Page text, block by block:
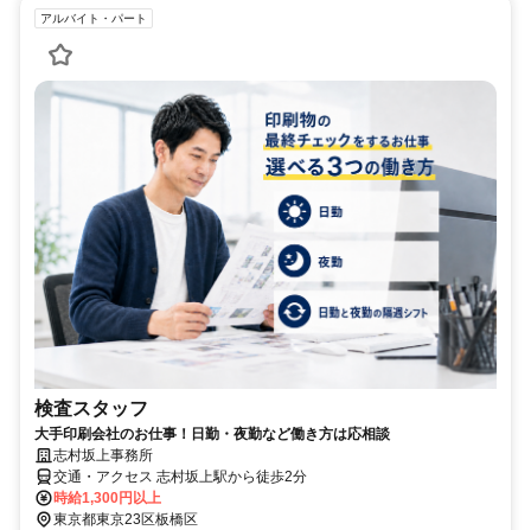
アルバイト・パート
検査スタッフ
大手印刷会社のお仕事！日勤・夜勤など働き方は応相談
志村坂上事務所
交通・アクセス 志村坂上駅から徒歩2分
時給1,300円以上
東京都東京23区板橋区